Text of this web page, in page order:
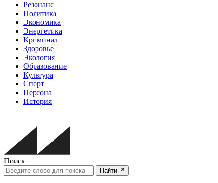
Резонанс
Политика
Экономика
Энергетика
Криминал
Здоровье
Экология
Образование
Культура
Спорт
Персона
История
Поиск
Найти